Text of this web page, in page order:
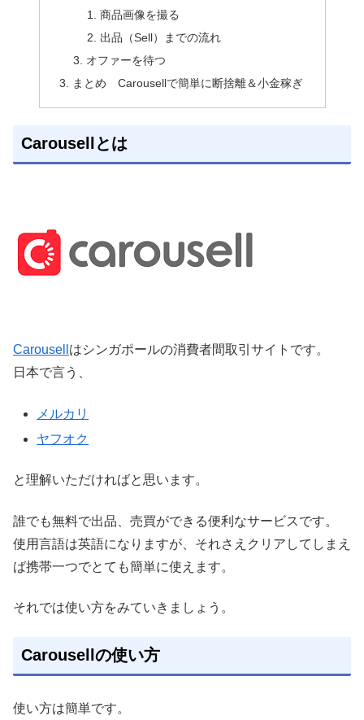
商品画像を撮る
出品（Sell）までの流れ
オファーを待つ
まとめ Carousellで簡単に断捨離＆小金稼ぎ
Carousellとは
Carousell はシンガポールの消費者間取引サイトです。
日本で言う、
メルカリ
ヤフオク
と理解いただければと思います。
誰でも無料で出品、売買ができる便利なサービスです。
使用言語は英語になりますが、それさえクリアしてしまえ
ば携帯一つでとても簡単に使えます。
それでは使い方をみていきましょう。
Carousellの使い方
使い方は簡単です。